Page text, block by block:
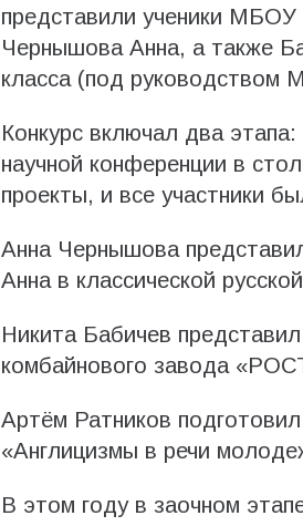
представили ученики
Чернышова Анна, а также
класса (под руководством
Конкурс включал два
научной конференции в
проекты, и все участники
Анна Чернышова
Анна в классической
Никита Бабичев
комбайнового завода
Артём Ратников
«Англицизмы в речи
В этом году в заочном